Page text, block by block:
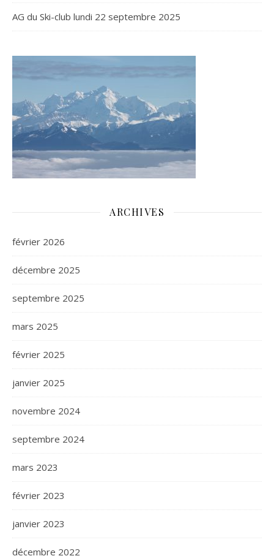
AG du Ski-club lundi 22 septembre 2025
ARCHIVES
février 2026
décembre 2025
septembre 2025
mars 2025
février 2025
janvier 2025
novembre 2024
septembre 2024
mars 2023
février 2023
janvier 2023
décembre 2022